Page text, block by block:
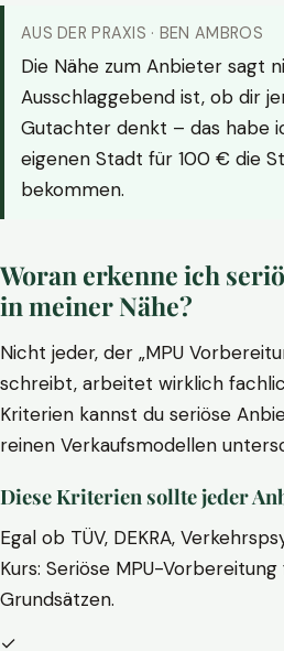
AUS DER PRAXIS · BEN AMBROS
Die Nähe zum Anbieter sagt
Ausschlaggebend ist, ob dir
Gutachter denkt – das habe
eigenen Stadt für 100 € die
bekommen.
Woran erkenne ich
in meiner Nähe?
Nicht jeder, der „MPU
schreibt, arbeitet wirklich
Kriterien kannst du seriöse
reinen Verkaufsmodellen
Diese Kriterien sollte jeder
Egal ob TÜV, DEKRA,
Kurs: Seriöse MPU-
Grundsätzen.
✓